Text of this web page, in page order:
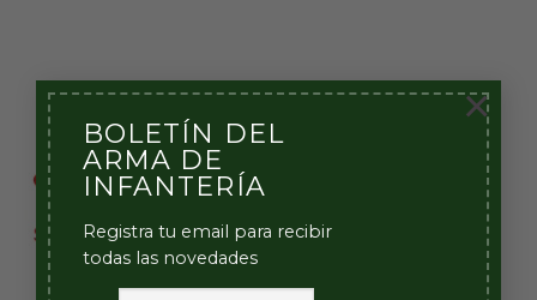
BOLETÍN DEL
ARMA DE
INFANTERÍA
Registra tu email para recibir
todas las novedades
×